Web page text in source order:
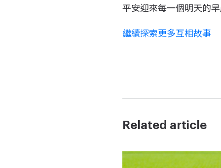
平安迎來每一個明天的
繼續探索更多互相故事
Related article